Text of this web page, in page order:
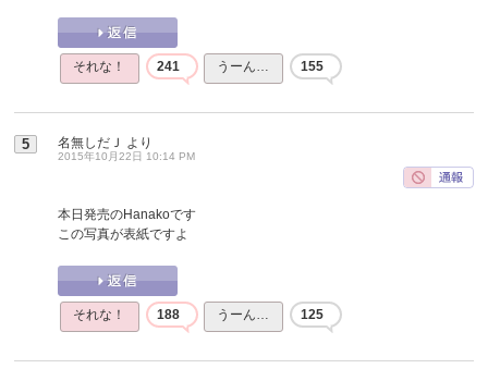
それな！ 241 うーん… 155
5 名無しだＪ より
2015年10月22日 10:14 PM
本日発売のHanakoです
この写真が表紙ですよ
それな！ 188 うーん… 125